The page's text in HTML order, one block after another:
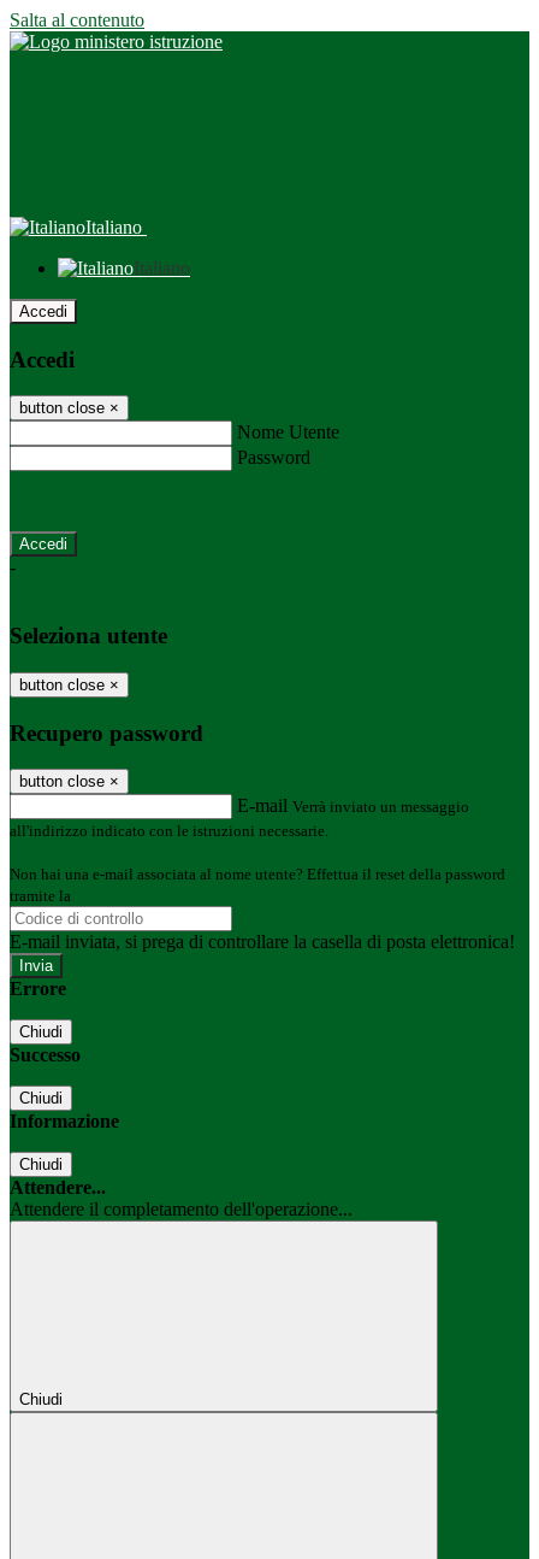
Salta al contenuto
Italiano
Italiano
Accedi
Accedi
button close ×
Nome Utente
Password
-
Seleziona utente
button close ×
Recupero password
button close ×
E-mail Verrà inviato un messaggio
all'indirizzo indicato con le istruzioni necessarie.
Non hai una e-mail associata al nome utente? Effettua il reset della password
tramite la
E-mail inviata, si prega di controllare la casella di posta elettronica!
Errore
Chiudi
Successo
Chiudi
Informazione
Chiudi
Attendere...
Attendere il completamento dell'operazione...
Chiudi